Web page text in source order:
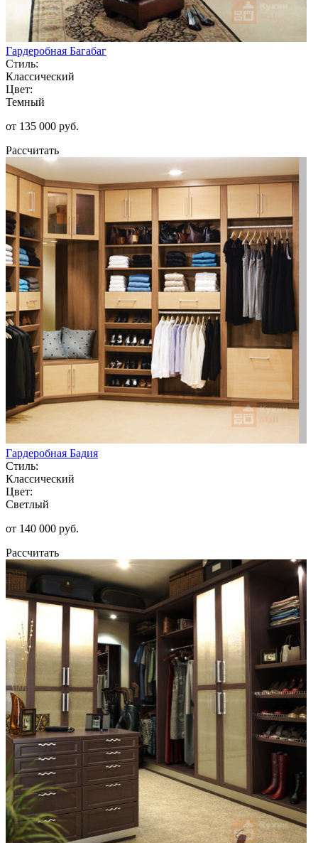
Гардеробная Багабаг
Стиль:
Классический
Цвет:
Темный
от 135 000 руб.
Рассчитать
Гардеробная Бадия
Стиль:
Классический
Цвет:
Светлый
от 140 000 руб.
Рассчитать